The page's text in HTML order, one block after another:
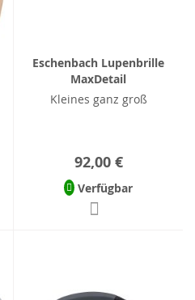
Eschenbach Lupenbrille
MaxDetail
Kleines ganz groß
92,00 €
Verfügbar